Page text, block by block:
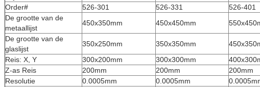
Order#
526-301 526-331 526-401
De grootte van de
metaallijst
450x350mm 450x450mm
De grootte van de
glaslijst
350x250mm 350x350mm
Reis: X, Y
300x200mm 300x300mm
Z-as Reis
200mm 200mm 200mm
Resolutie
0.0005mm 0.0005mm